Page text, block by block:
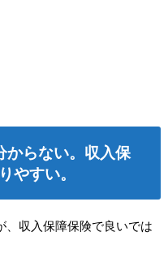
らない。収入保
やすい。
、収入保障保険で良いでは